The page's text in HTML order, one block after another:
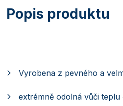
Vyrobena z pevného a
extrémně odolná vůči teplu